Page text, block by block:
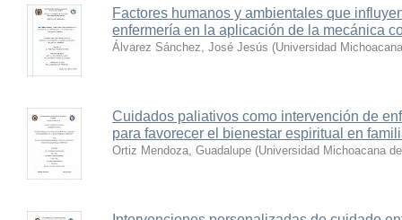
Factores humanos y ambientales que
enfermería en la aplicación de la mecánica
Álvarez Sánchez, José Jesús (Universidad
Cuidados paliativos como intervención de
para favorecer el bienestar espiritual en
Ortiz Mendoza, Guadalupe (Universidad Michoacana